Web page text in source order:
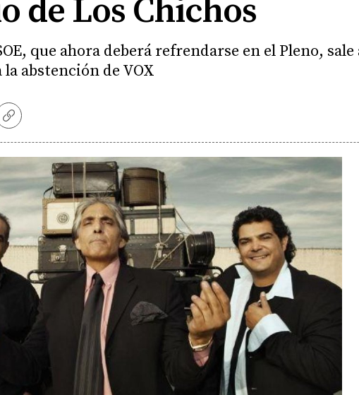
de Los Chichos
que ahora deberá refrendarse en el Pleno,
abstención de VOX
Copiar